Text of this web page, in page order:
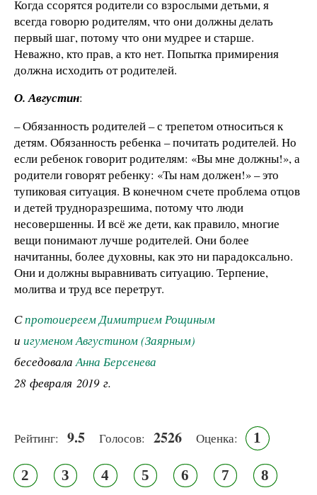
Когда ссорятся родители со взрослыми детьми, я
всегда говорю родителям, что они должны делать
первый шаг, потому что они мудрее и старше.
Неважно, кто прав, а кто нет. Попытка примирения
должна исходить от родителей.
О. Августин:
– Обязанность родителей – с трепетом относиться к
детям. Обязанность ребенка – почитать родителей. Но
если ребенок говорит родителям: «Вы мне должны!», а
родители говорят ребенку: «Ты нам должен!» – это
тупиковая ситуация. В конечном счете проблема отцов
и детей трудноразрешима, потому что люди
несовершенны. И всё же дети, как правило, многие
вещи понимают лучше родителей. Они более
начитанны, более духовны, как это ни парадоксально.
Они и должны выравнивать ситуацию. Терпение,
молитва и труд все перетрут.
Спротоиереем Димитрием Рощиным
и игуменом Августином (Заярным)
беседовалаАнна Берсенева
28 февраля 2019 г.
Рейтинг: 9.5 Голосов: 2526 Оценка: 1
2 3 4 5 6 7 8